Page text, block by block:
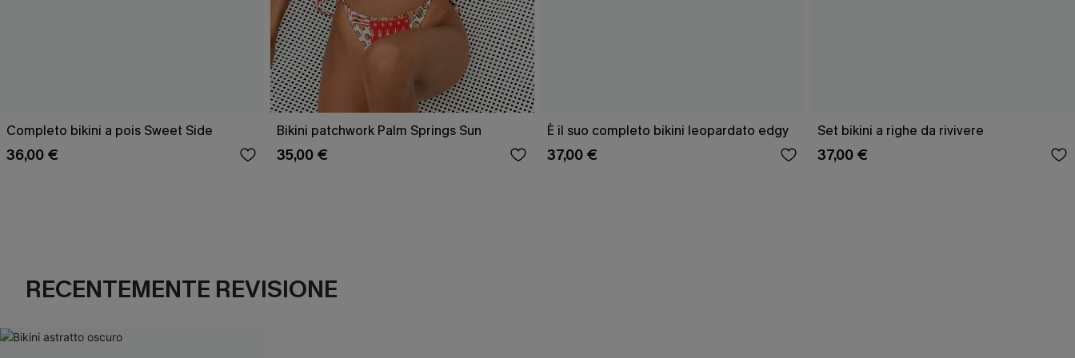
Completo bikini a pois Sweet Side
36,00 €
Bikini patchwork Palm Springs Sun
35,00 €
È il suo completo bikini leopardato edgy
37,00 €
Set bikini a righe da rivivere
37,00 €
RECENTEMENTE REVISIONE